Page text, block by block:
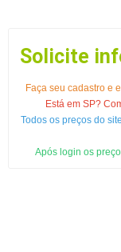
Solicite
Faça seu cadastro e
Está em SP?
Todos os preços do
Após login os